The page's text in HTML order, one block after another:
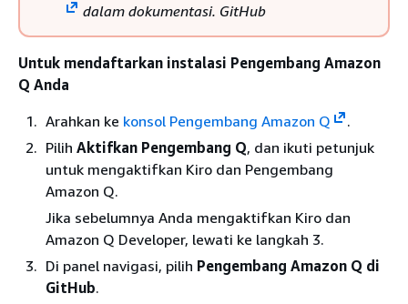
dalam dokumentasi. GitHub
Untuk mendaftarkan instalasi Pengembang Amazon
Q Anda
Arahkan ke konsol Pengembang Amazon Q
.
Pilih Aktifkan Pengembang Q, dan ikuti petunjuk
untuk mengaktifkan Kiro dan Pengembang
Amazon Q.
Jika sebelumnya Anda mengaktifkan Kiro dan
Amazon Q Developer, lewati ke langkah 3.
Di panel navigasi, pilih Pengembang Amazon Q di
GitHub.